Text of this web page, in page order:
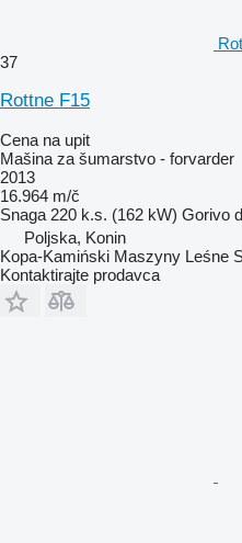
37
Rottne F15
Cena na upit
Mašina za šumarstvo - forvarder
2013
16.964 m/č
Snaga 220 k.s. (162 kW) Gorivo
Poljska, Konin
Kopa-Kamiński Maszyny Leśne
Kontaktirajte prodavca